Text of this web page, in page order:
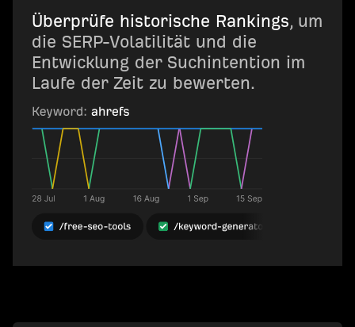
Überprüfe historische Rankings, um
die SERP-Volatilität und die
Entwicklung der Suchintention im
Laufe der Zeit zu bewerten.